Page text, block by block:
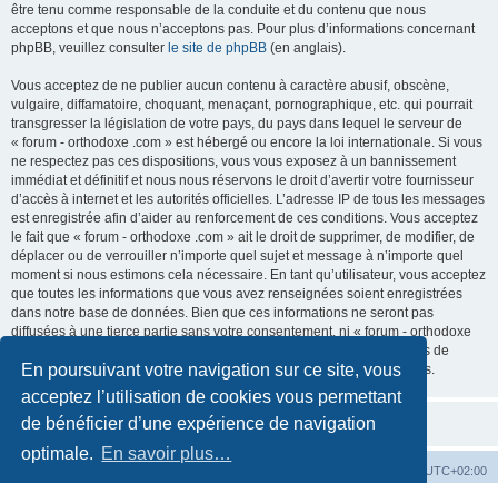
En poursuivant votre navigation sur ce site, vous
acceptez l’utilisation de cookies vous permettant
de bénéficier d’une expérience de navigation
optimale. En savoir plus…
être tenu comme responsable de la conduite et du contenu que nous
acceptons et que nous n’acceptons pas. Pour plus d’informations concernant
phpBB, veuillez consulter le site de phpBB (en anglais).
Vous acceptez de ne publier aucun contenu à caractère abusif, obscène,
vulgaire, diffamatoire, choquant, menaçant, pornographique, etc. qui pourrait
transgresser la législation de votre pays, du pays dans lequel le serveur de
« forum - orthodoxe .com » est hébergé ou encore la loi internationale. Si vous
ne respectez pas ces dispositions, vous vous exposez à un bannissement
immédiat et définitif et nous nous réservons le droit d’avertir votre fournisseur
d’accès à internet et les autorités officielles. L’adresse IP de tous les messages
est enregistrée afin d’aider au renforcement de ces conditions. Vous acceptez
le fait que « forum - orthodoxe .com » ait le droit de supprimer, de modifier, de
déplacer ou de verrouiller n’importe quel sujet et message à n’importe quel
moment si nous estimons cela nécessaire. En tant qu’utilisateur, vous acceptez
que toutes les informations que vous avez renseignées soient enregistrées
dans notre base de données. Bien que ces informations ne seront pas
diffusées à une tierce partie sans votre consentement, ni « forum - orthodoxe
.com », ni phpBB, ne pourront être tenus comme responsables en cas de
tentative de piratage informatique visant à compromettre vos données.
UTC+02:00